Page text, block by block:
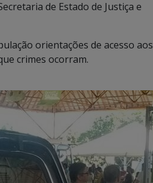
de Estado de Justiça e
orientações de acesso aos
crimes ocorram.